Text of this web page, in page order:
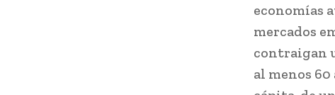
economías
mercados
contraigan
al menos